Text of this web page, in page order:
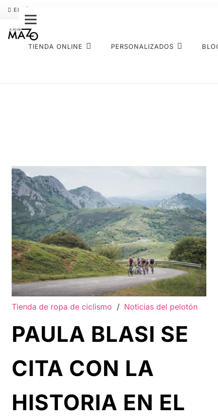
ENVÍO GRATIS
TIENDA ONLINE PERSONALIZADOS
Tienda de ropa de ciclismo / Noticias del pelotón
PAULA BLASI SE
CITA CON LA
HISTORIA EN EL